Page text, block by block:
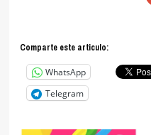
Comparte este articulo:
WhatsApp
Telegram